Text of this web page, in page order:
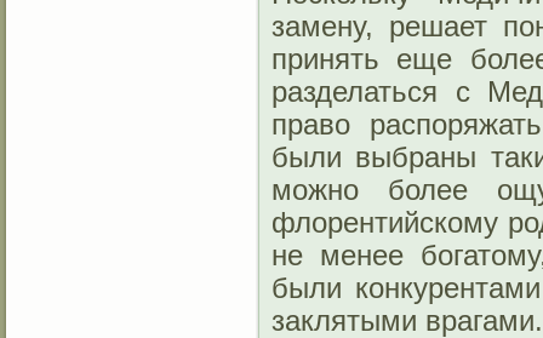
замену, решает
принять еще
разделаться с
право
были выбраны
можно более
флорентийскому
не менее
были
заклятыми врагами.